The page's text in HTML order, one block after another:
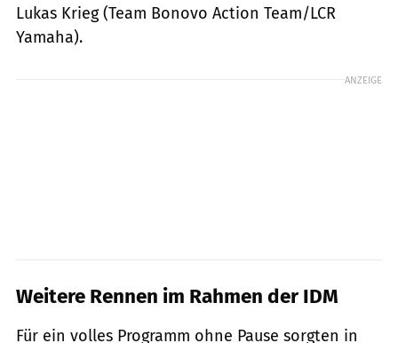
Lukas Krieg (Team Bonovo Action Team/LCR
Yamaha).
ANZEIGE
Weitere Rennen im Rahmen der IDM
Für ein volles Programm ohne Pause sorgten in